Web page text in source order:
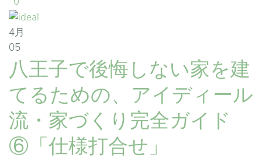
4月
05
八王子で後悔しない家を建
てるための、アイディール
流・家づくり完全ガイド
⑥「仕様打合せ」